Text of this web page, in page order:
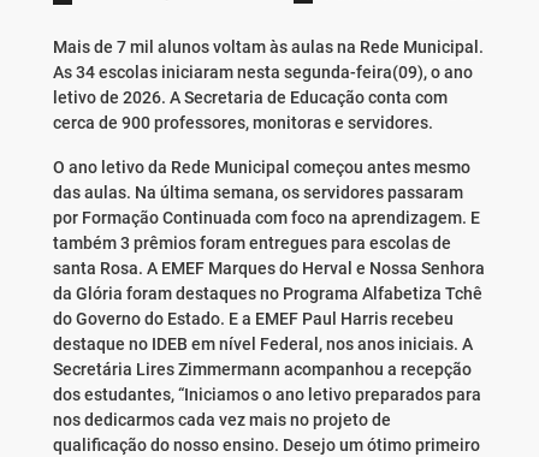
Mais de 7 mil alunos voltam às aulas na Rede Municipal.
As 34 escolas iniciaram nesta segunda-feira(09), o ano
letivo de 2026. A Secretaria de Educação conta com
cerca de 900 professores, monitoras e servidores.
O ano letivo da Rede Municipal começou antes mesmo
das aulas. Na última semana, os servidores passaram
por Formação Continuada com foco na aprendizagem. E
também 3 prêmios foram entregues para escolas de
santa Rosa. A EMEF Marques do Herval e Nossa Senhora
da Glória foram destaques no Programa Alfabetiza Tchê
do Governo do Estado. E a EMEF Paul Harris recebeu
destaque no IDEB em nível Federal, nos anos iniciais. A
Secretária Lires Zimmermann acompanhou a recepção
dos estudantes, “Iniciamos o ano letivo preparados para
nos dedicarmos cada vez mais no projeto de
qualificação do nosso ensino. Desejo um ótimo primeiro